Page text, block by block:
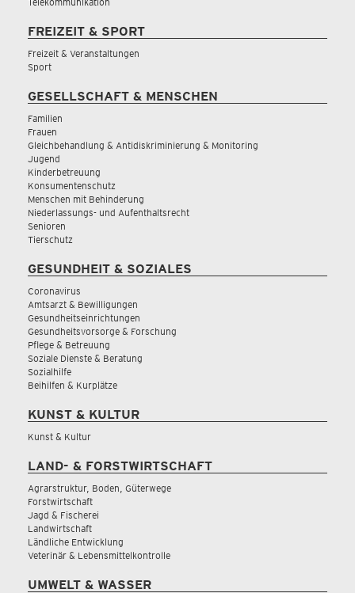
FREIZEIT & SPORT
Freizeit & Veranstaltungen
Sport
GESELLSCHAFT & MENSCHEN
Familien
Frauen
Gleichbehandlung & Antidiskriminierung & Monitoring
Jugend
Kinderbetreuung
Konsumentenschutz
Menschen mit Behinderung
Niederlassungs- und Aufenthaltsrecht
Senioren
Tierschutz
GESUNDHEIT & SOZIALES
Coronavirus
Amtsarzt & Bewilligungen
Gesundheitseinrichtungen
Gesundheitsvorsorge & Forschung
Pflege & Betreuung
Soziale Dienste & Beratung
Sozialhilfe
Beihilfen & Kurplätze
KUNST & KULTUR
Kunst & Kultur
LAND- & FORSTWIRTSCHAFT
Agrarstruktur, Boden, Güterwege
Forstwirtschaft
Jagd & Fischerei
Landwirtschaft
Ländliche Entwicklung
Veterinär & Lebensmittelkontrolle
UMWELT & WASSER